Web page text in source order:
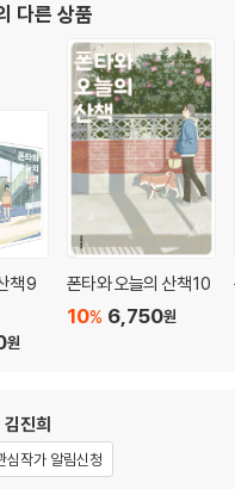
다른 상품
책 9
원
폰타와 오늘의 산책 10
6,750원
10%
김진희
심작가 알림신청